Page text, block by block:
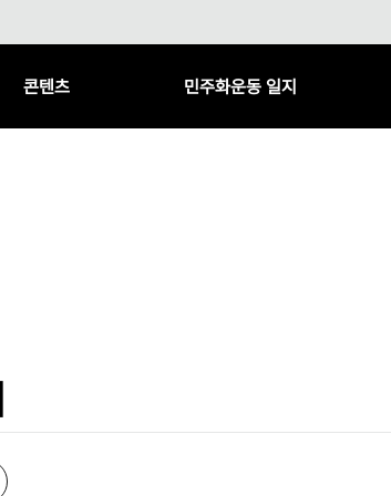
콘텐츠 민주화운동 일지